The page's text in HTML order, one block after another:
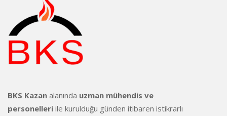
BKS Kazan alanında uzman mühendis ve
personelleri ile kurulduğu günden itibaren istikrarlı